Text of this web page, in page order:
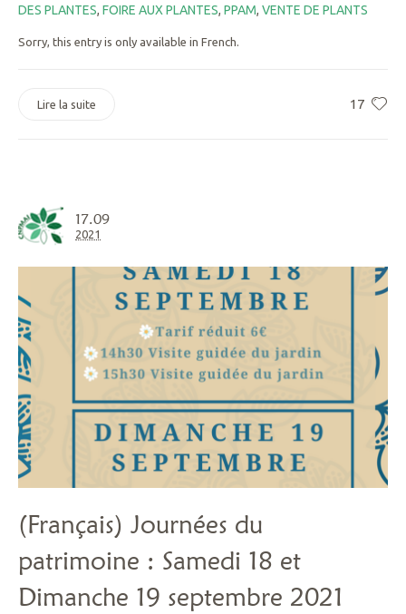
DES PLANTES, FOIRE AUX PLANTES, PPAM, VENTE DE PLANTS
Sorry, this entry is only available in French.
17
Lire la suite
17.09
2021
(Français) Journées du
patrimoine : Samedi 18 et
Dimanche 19 septembre 2021